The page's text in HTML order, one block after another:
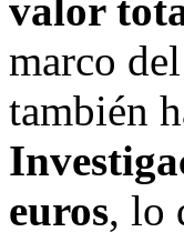
valor
marco
también
euros, lo